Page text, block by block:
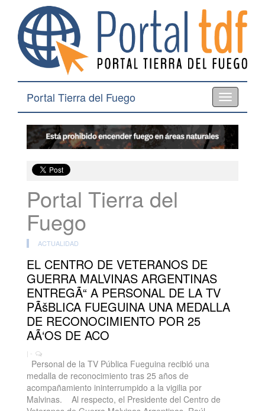
Toggle
navigation
Portal Tierra del Fuego
Portal Tierra del
Fuego
ACTUALIDAD
EL CENTRO DE VETERANOS DE
GUERRA MALVINAS ARGENTINAS
ENTREGÃ“ A PERSONAL DE LA TV
PÃšBLICA FUEGUINA UNA MEDALLA
DE RECONOCIMIENTO POR 25
AÃ‘OS DE ACO
| -
Personal de la TV Pública Fueguina recibió una
medalla de reconocimiento tras 25 años de
acompañamiento ininterrumpido a la vigilia por
Malvinas. Al respecto, el Presidente del Centro de